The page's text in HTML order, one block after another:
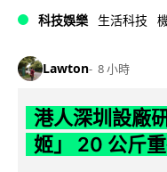
科技娛樂 生活科技
Lawton 8 小時
港人深圳設廠
姬」 20 公斤